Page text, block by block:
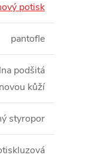
potisk
pantofle
podšitá
kůží
styropor